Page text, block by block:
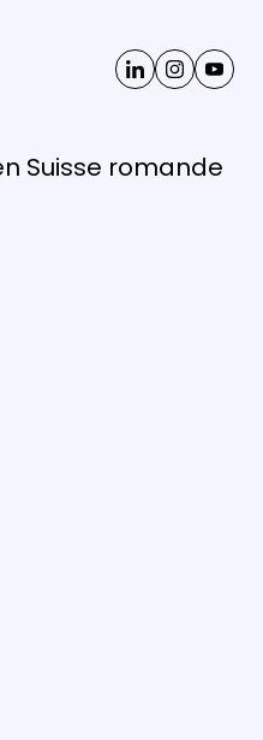
Suisse romande